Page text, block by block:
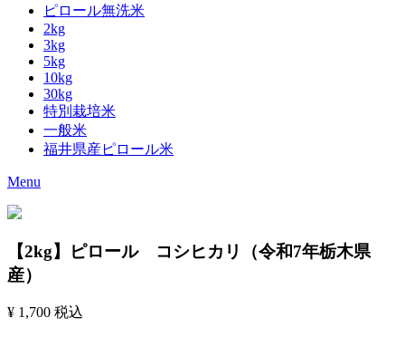
ピロール無洗米
2kg
3kg
5kg
10kg
30kg
特別栽培米
一般米
福井県産ピロール米
Menu
【2kg】ピロール コシヒカリ（令和7年栃木県
産）
¥ 1,700 税込